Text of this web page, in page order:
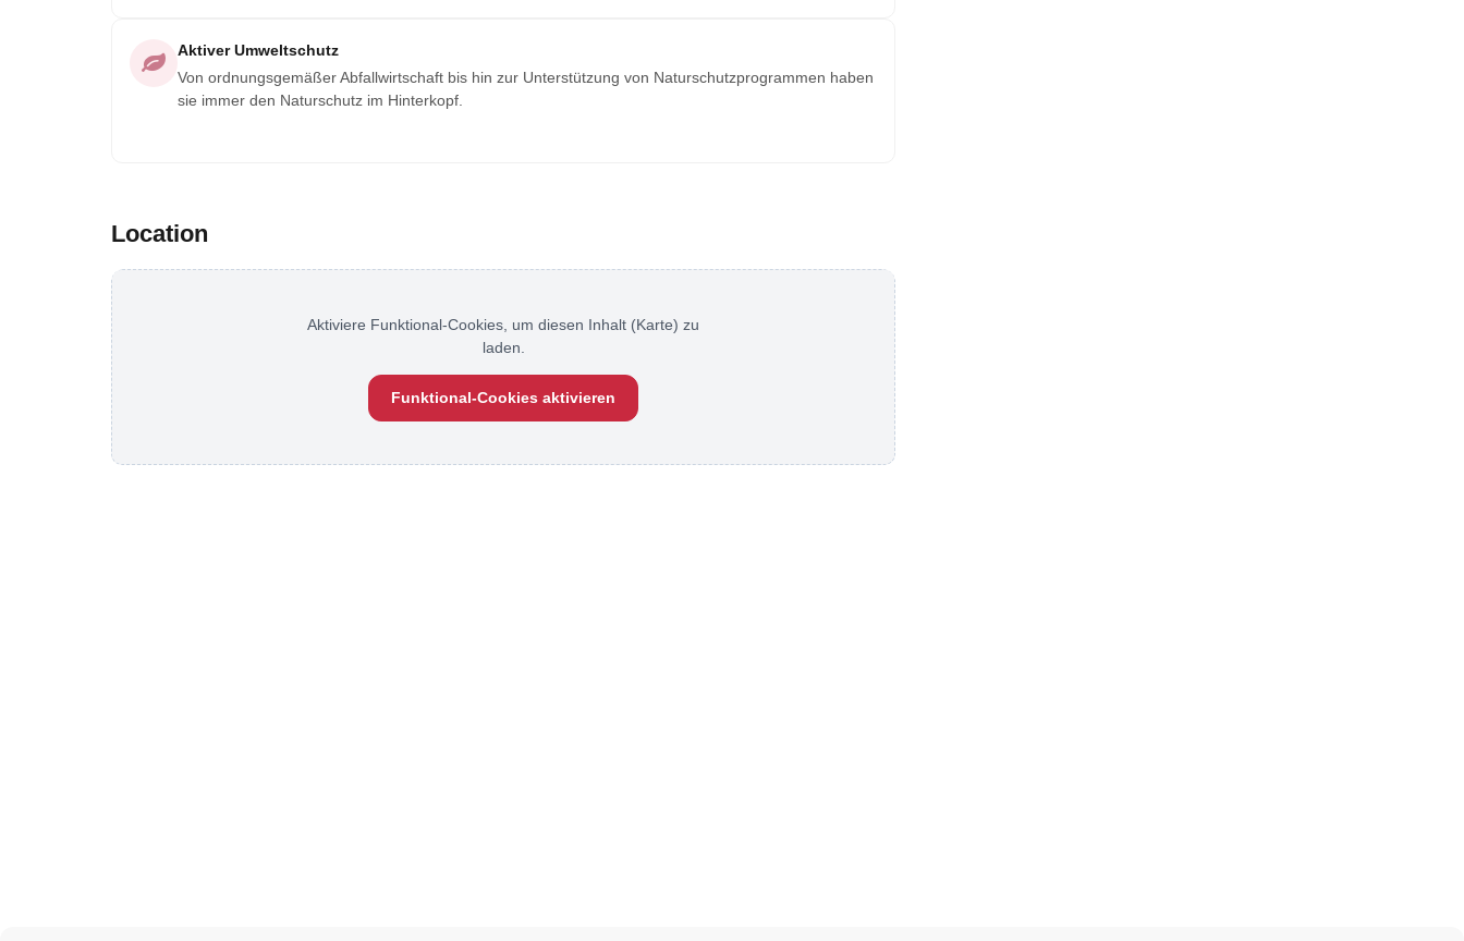
Aktiver Umweltschutz
Von ordnungsgemäßer Abfallwirtschaft bis hin zur Unterstützung von Naturschutzprogrammen haben
sie immer den Naturschutz im Hinterkopf.
Location
Aktiviere Funktional-Cookies, um diesen Inhalt (Karte) zu
laden.
Funktional-Cookies aktivieren